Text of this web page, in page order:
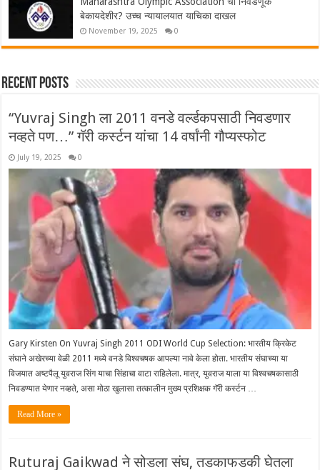
बेकायदेशीर? उच्च न्यायालयात याचिका दाखल
November 19, 2025 0
Recent Posts
“Yuvraj Singh ला 2011 वनडे वर्ल्डकपसाठी निवडणार
नव्हते पण…” गॅरी कर्स्टन यांचा 14 वर्षांनी गौप्यस्फोट
July 19, 2025 0
Gary Kirsten On Yuvraj Singh 2011 ODI World Cup Selection: भारतीय क्रिकेट
संघाने अखेरच्या वेळी 2011 मध्ये वनडे विश्वचषक आपल्या नावे केला होता. भारतीय संघाच्या या
विजयात अष्टपैलू युवराज सिंग याचा सिंहाचा वाटा राहिलेला. मात्र, युवराज याला या विश्वचषकासाठी
निवडण्यात येणार नव्हते, असा मोठा खुलासा तत्कालीन मुख्य प्रशिक्षक गॅरी कर्स्टन …
Read More »
Ruturaj Gaikwad ने सोडला संघ, तडकाफडकी घेतला